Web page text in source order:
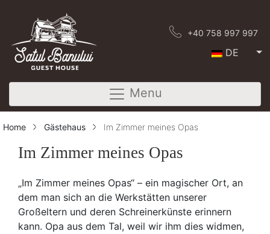
+40 758 997 997
DE
Menu
Home Gästehaus Im Zimmer meines Opas
Im Zimmer meines Opas
„Im Zimmer meines Opas“ – ein magischer Ort, an
dem man sich an die Werkstätten unserer
Großeltern und deren Schreinerkünste erinnern
kann. Opa aus dem Tal, weil wir ihm dies widmen,